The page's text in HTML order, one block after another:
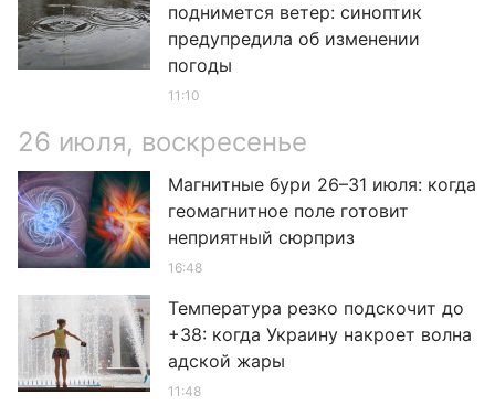
поднимется ветер: синоптик
предупредила об изменении
погоды
11:10
26 июля, воскресенье
Магнитные бури 26–31 июля: когда
геомагнитное поле готовит
неприятный сюрприз
16:48
Температура резко подскочит до
+38: когда Украину накроет волна
адской жары
11:48